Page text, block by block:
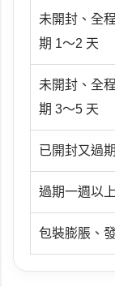
未開封、全
期 1～2 天
未開封、全
期 3～5 天
已開封又過期
過期一週以上
包裝膨脹、